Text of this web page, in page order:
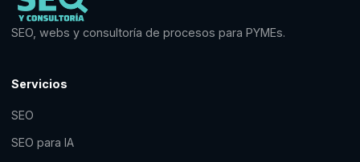
SEO, webs y consultoría de procesos para PYMEs.
Servicios
SEO
SEO para IA